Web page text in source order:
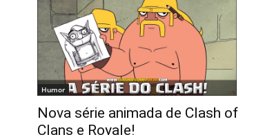
Humor
Nova série animada de Clash of
Clans e Royale!